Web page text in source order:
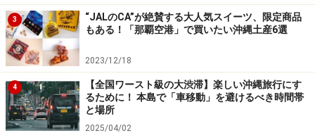
に7店舗を展開していて、国際通りにも4店舗あるので、
観光客にも利用しやすいと思います。かりゆしウエアが
気になるという方は、訪れてみてはいかがでしょうか。
今回は、沖縄のかりゆしウエアをご紹介しました。かり
ゆしウエアは、沖縄のビジネスシーンで定着しています
が、もともとは、観光客を温かくお迎えし、沖縄のイメ
3
“JALのCA”が絶賛する大人気スイーツ、限定商品
もある！「那覇空港」で買いたい沖縄土産6選
2023/12/18
4
【全国ワースト級の大渋滞】楽しい沖縄旅行にす
るために！ 本島で「車移動」を避けるべき時間帯
と場所
2025/04/02